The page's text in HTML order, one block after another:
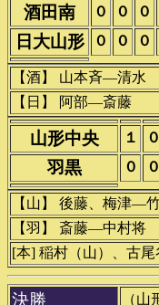
酒田南
０ ０ ０
日大山形 ０ ０ ０
【酒】 山本斉―清水
【日】 阿部―斎藤
山形中央 １ ０
羽黒 ０ ０
【山】 後藤、梅津―
【羽】 斎藤―中村将
[本] 稲村（山）、古尾
決勝 （山